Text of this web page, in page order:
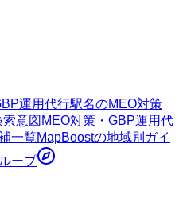
運用代行駅名のMEO対策
意図 MEO対策・GBP運用代
一覧MapBoostの地域別ガイ
ープ